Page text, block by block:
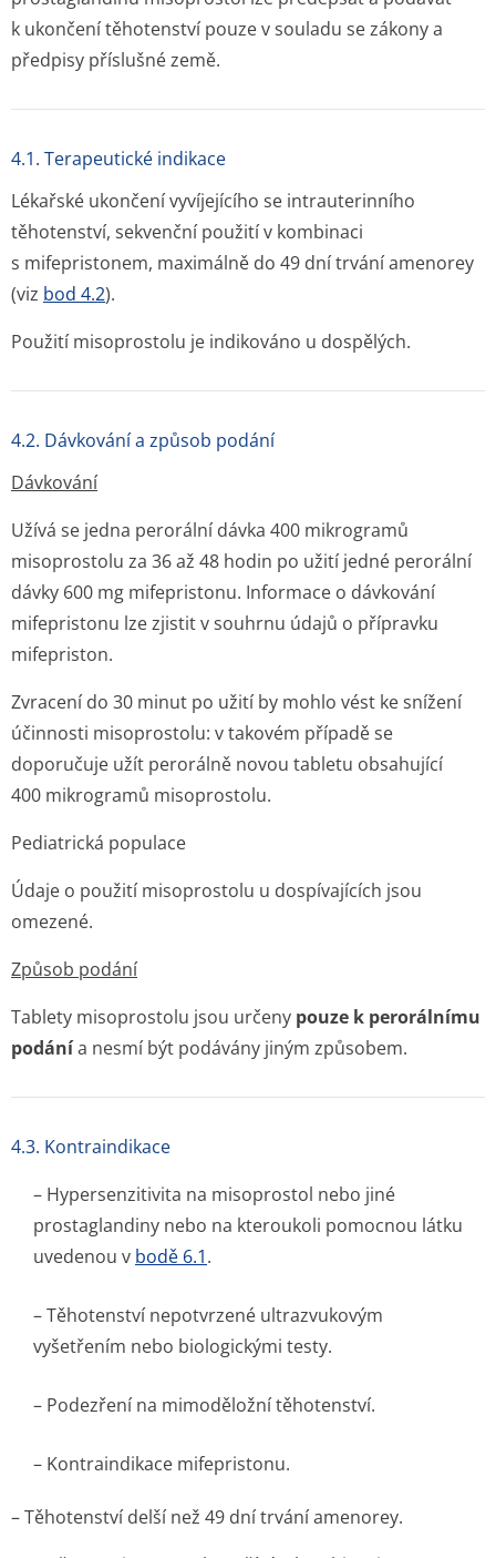
k ukončení těhotenství pouze v souladu se zákony a
předpisy příslušné země.
4.1. Terapeutické indikace
Lékařské ukončení vyvíjejícího se intrauterinního
těhotenství, sekvenční použití v kombinaci
s mifepristonem, maximálně do 49 dní trvání amenorey
(viz bod 4.2).
Použití misoprostolu je indikováno u dospělých.
4.2. Dávkování a způsob podání
Dávkování
Užívá se jedna perorální dávka 400 mikrogramů
misoprostolu za 36 až 48 hodin po užití jedné perorální
dávky 600 mg mifepristonu. Informace o dávkování
mifepristonu lze zjistit v souhrnu údajů o přípravku
mifepriston.
Zvracení do 30 minut po užití by mohlo vést ke snížení
účinnosti misoprostolu: v takovém případě se
doporučuje užít perorálně novou tabletu obsahující
400 mikrogramů misoprostolu.
Pediatrická populace
Údaje o použití misoprostolu u dospívajících jsou
omezené.
Způsob podání
Tablety misoprostolu jsou určeny pouze k perorálnímu
podánía nesmí být podávány jiným způsobem.
4.3. Kontraindikace
– Hypersenzitivita na misoprostol nebo jiné
prostaglandiny nebo na kteroukoli pomocnou látku
uvedenou v bodě 6.1.
– Těhotenství nepotvrzené ultrazvukovým
vyšetřením nebo biologickými testy.
– Podezření na mimoděložní těhotenství.
– Kontraindikace mifepristonu.
– Těhotenství delší než 49 dní trvání amenorey.